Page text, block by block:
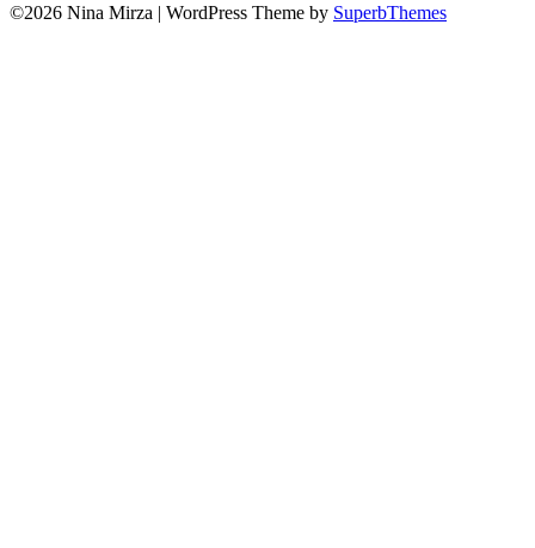
©2026 Nina Mirza | WordPress Theme by SuperbThemes